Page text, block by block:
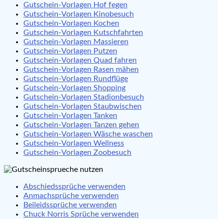
Gutschein-Vorlagen Hof fegen
Gutschein-Vorlagen Kinobesuch
Gutschein-Vorlagen Kochen
Gutschein-Vorlagen Kutschfahrten
Gutschein-Vorlagen Massieren
Gutschein-Vorlagen Putzen
Gutschein-Vorlagen Quad fahren
Gutschein-Vorlagen Rasen mähen
Gutschein-Vorlagen Rundflüge
Gutschein-Vorlagen Shopping
Gutschein-Vorlagen Stadionbesuch
Gutschein-Vorlagen Staubwischen
Gutschein-Vorlagen Tanken
Gutschein-Vorlagen Tanzen gehen
Gutschein-Vorlagen Wäsche waschen
Gutschein-Vorlagen Wellness
Gutschein-Vorlagen Zoobesuch
Abschiedssprüche verwenden
Anmachsprüche verwenden
Beileidssprüche verwenden
Chuck Norris Sprüche verwenden